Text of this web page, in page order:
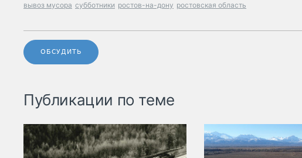
вывоз мусора субботники ростов-на-дону ростовская область
ОБСУДИТЬ
Публикации по теме